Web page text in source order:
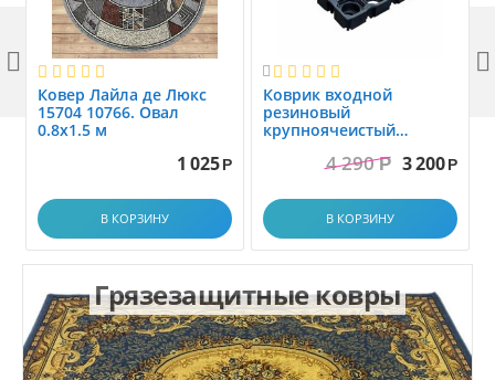
Ковер Лайла де Люкс
15704 10766. Овал
0.8x1.5 м
1 025 Р
В КОРЗИНУ

Коврик вxодной
резиновый
крупноячеистый
1.0x1.5 м4 290 Р 3 200 Р
В КОРЗИНУ
 
Грязезащитные ковры